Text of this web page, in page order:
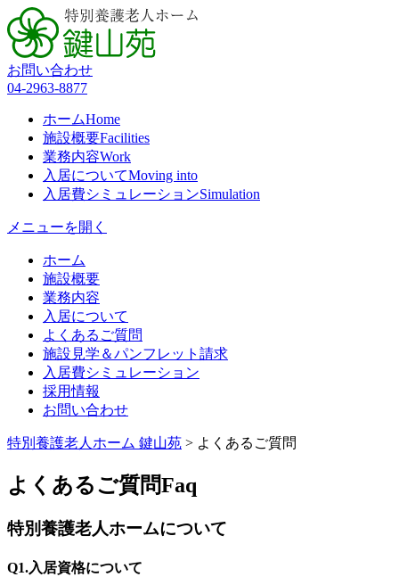
お問い合わせ
04-2963-8877
ホームHome
施設概要Facilities
業務内容Work
入居についてMoving into
入居費シミュレーションSimulation
メニューを開く
ホーム
施設概要
業務内容
入居について
よくあるご質問
施設見学＆パンフレット請求
入居費シミュレーション
採用情報
お問い合わせ
特別養護老人ホーム 鍵山苑 > よくあるご質問
よくあるご質問Faq
特別養護老人ホームについて
Q1.入居資格について